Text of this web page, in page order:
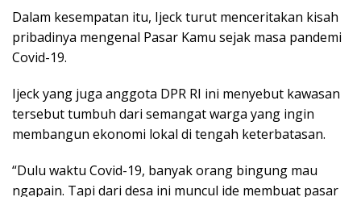
Dalam kesempatan itu, Ijeck turut menceritakan kisah
pribadinya mengenal Pasar Kamu sejak masa pandemi
Covid-19.
Ijeck yang juga anggota DPR RI ini menyebut kawasan
tersebut tumbuh dari semangat warga yang ingin
membangun ekonomi lokal di tengah keterbatasan.
“Dulu waktu Covid-19, banyak orang bingung mau
ngapain. Tapi dari desa ini muncul ide membuat pasar